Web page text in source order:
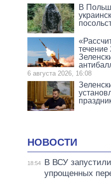
В
течение
6 августа 2026, 16:08
НОВОСТИ
18:54
В ВСУ
упрощенных